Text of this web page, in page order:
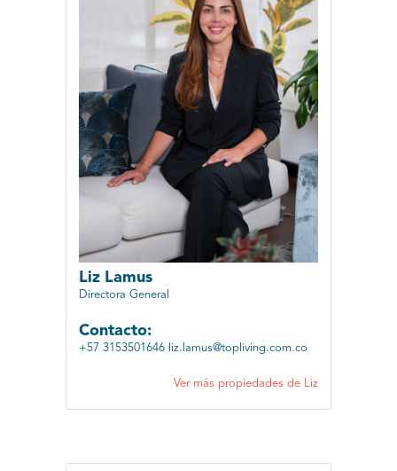
Liz Lamus
Directora General
Contacto:
+57 3153501646 liz.lamus@topliving.com.co
Ver más propiedades de Liz